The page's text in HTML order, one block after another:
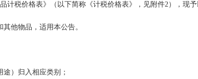
计税价格表》（以下简称《计税价格表》，见附件2），现
他物品，适用本公告。
）归入相应类别；